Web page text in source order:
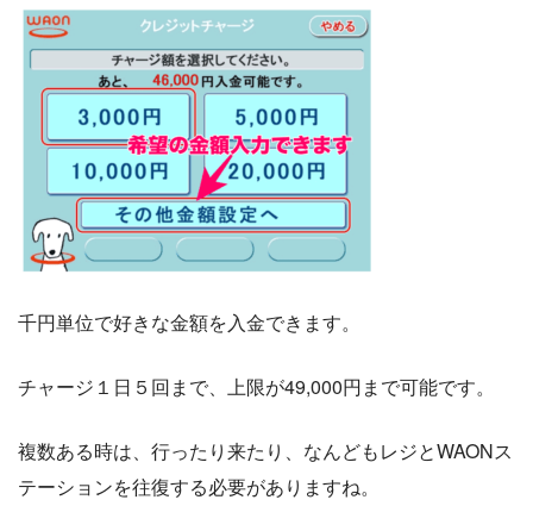
千円単位で好きな金額を入金できます。
チャージ１日５回まで、上限が49,000円まで可能です。
複数ある時は、行ったり来たり、なんどもレジとWAONス
テーションを往復する必要がありますね。